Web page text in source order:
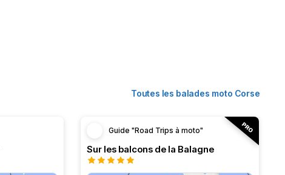
Toutes les balades moto Corse
Guide "Road Trips à moto"
Sur les balcons de la Balagne